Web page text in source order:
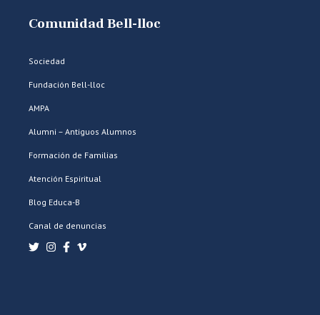
Comunidad Bell-lloc
Sociedad
Fundación Bell-lloc
AMPA
Alumni – Antiguos Alumnos
Formación de Familias
Atención Espiritual
Blog Educa-B
Canal de denuncias